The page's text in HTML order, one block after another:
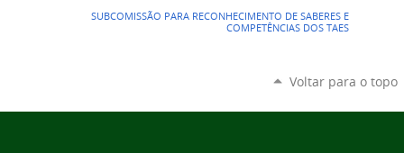
SUBCOMISSÃO PARA RECONHECIMENTO DE SABERES E
COMPETÊNCIAS DOS TAES
Voltar para o topo